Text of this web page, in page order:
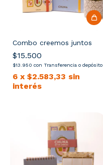
Combo creemos juntos
$15.500
$13.950 con Transferencia o depósito
6 x $2.583,33 sin
interés